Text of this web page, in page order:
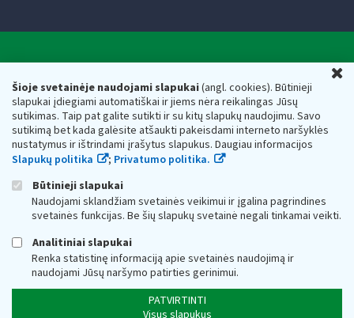
Šioje svetainėje naudojami slapukai(angl. cookies). Būtinieji
slapukai įdiegiami automatiškai ir jiems nėra reikalingas Jūsų
sutikimas. Taip pat galite sutikti ir su kitų slapukų naudojimu. Savo
sutikimą bet kada galėsite atšaukti pakeisdami interneto naršyklės
nustatymus ir ištrindami įrašytus slapukus. Daugiau informacijos
Slapukų politika
; Privatumo politika.
Būtinieji slapukai
Naudojami sklandžiam svetainės veikimui ir įgalina pagrindines
svetainės funkcijas. Be šių slapukų svetainė negali tinkamai veikti.
Analitiniai slapukai
Renka statistinę informaciją apie svetainės naudojimą ir
naudojami Jūsų naršymo patirties gerinimui.
PATVIRTINTI
Visus slapukus
Respublikos finansų ministerijos
Biudžetinė įstaiga. Juridinio asmens kodas — 188659752,
adresas: Vasario 16-osios g. 14, 01107 Vilnius, Lietuva, el.paštas:
vmi@vmi.lt, E. pristatymo dėžutės adresas 188659752
Duomenys apie Valstybinę mokesčių inspekciją prie Lietuvos
Respublikos finansų ministerijos kaupiami ir saugomi Juridinių